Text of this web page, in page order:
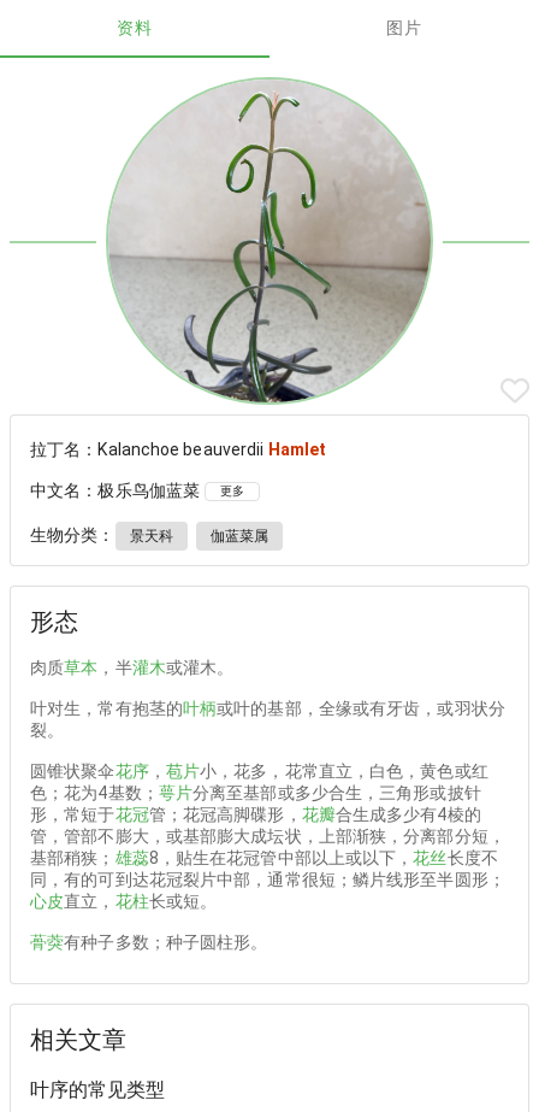
资料 图片
拉丁名：Kalanchoe beauverdii Hamlet
中文名：极乐鸟伽蓝菜 更多
生物分类： 景天科 伽蓝菜属
形态
肉质草本 ，半灌木或灌木。
叶对生，常有抱茎的叶柄或叶的基部，全缘或有牙齿，或羽状分
裂。
圆锥状聚伞花序， 苞片小，花多，花常直立，白色，黄色或红
色；花为4基数； 萼片分离至基部或多少合生，三角形或披针
形，常短于花冠管；花冠高脚碟形， 花瓣合生成多少有4棱的
管，管部不膨大，或基部膨大成坛状，上部渐狭，分离部分短，
基部稍狭； 雄蕊8，贴生在花冠管中部以上或以下，花丝长度不
同，有的可到达花冠裂片中部，通常很短；鳞片线形至半圆形；
心皮直立， 花柱长或短。
蓇葖有种子多数；种子圆柱形。
相关文章
叶序的常见类型